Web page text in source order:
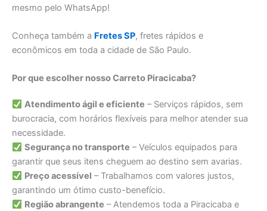
mesmo pelo WhatsApp!
Conheça também a Fretes SP, fretes rápidos e
econômicos em toda a cidade de São Paulo.
Por que escolher nosso Carreto Piracicaba?
Atendimento ágil e eficiente – Serviços rápidos, sem
burocracia, com horários flexíveis para melhor atender sua
necessidade.
Segurança no transporte – Veículos equipados para
garantir que seus itens cheguem ao destino sem avarias.
Preço acessível – Trabalhamos com valores justos,
garantindo um ótimo custo-benefício.
Região abrangente – Atendemos toda a Piracicaba e